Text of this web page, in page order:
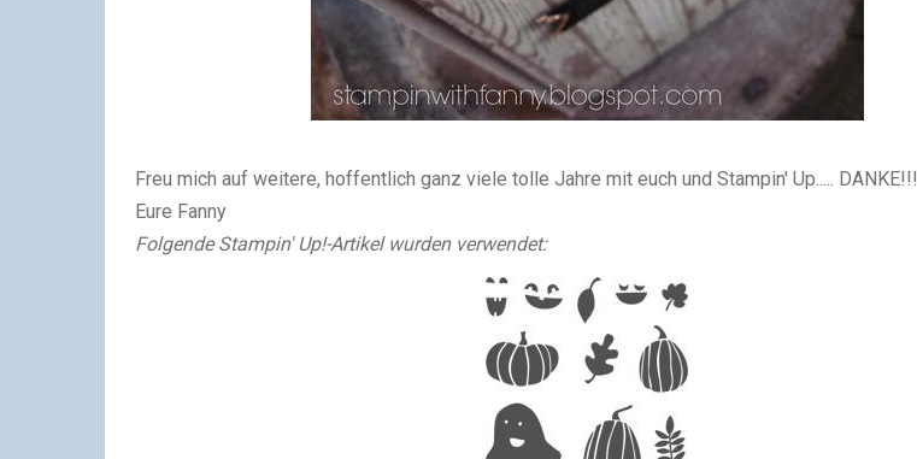
Freu mich auf weitere, hoffentlich ganz viele tolle Jahre mit euch und Stampin' Up..... DANKE!!!
Eure Fanny
Folgende Stampin' Up!-Artikel wurden verwendet: